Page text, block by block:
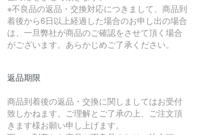
※不良品の返品・交換対応につきまして、商品到
着後から6日以上経過した場合のお申し出の場合
は、一旦弊社が商品のご確認をさせて頂く場合
がございます。あらかじめご了承ください。
返品期限
商品到着後の返品・交換に関しましてはお受付
致しかねます。ご理解とご了承の上、ご注文頂
きます様お願い申し上げます。